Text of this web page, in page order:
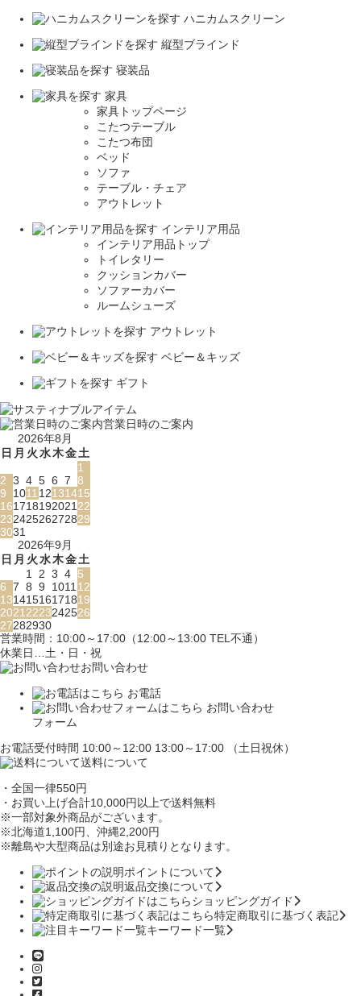
ハニカムスクリーン
縦型ブラインド
寝装品
家具
家具トップページ
こたつテーブル
こたつ布団
ベッド
ソファ
テーブル・チェア
アウトレット
インテリア用品
インテリア用品トップ
トイレタリー
クッションカバー
ソファーカバー
ルームシューズ
アウトレット
ベビー＆キッズ
ギフト
営業日時のご案内
2026年8月
日 月 火水木金土
1
2 3 4 5 6 7 8
9
1011 12131415
161718192021 22
23242526272829
3031
2026年9月
日 月 火水木金土
1
2 3 4 5
6 7 8 9 1011 12
13141516171819
2021 2223242526
27282930
営業時間：10:00～17:00（12:00～13:00 TEL不通）
休業日…土・日・祝
お問い合わせ
お電話
お問い合わせ
フォーム
お電話受付時間 10:00～12:00 13:00～17:00 （土日祝休）
送料について
・全国一律550円
・お買い上げ合計10,000円 以上で送料無料
※一部対象外商品がございます。
※北海道1,100円
、沖縄2,200円
※離島や大型商品は別途お見積りとなります。
ポイントについて
返品交換について
ショッピングガイド
特定商取引に基づく表記
キーワード一覧